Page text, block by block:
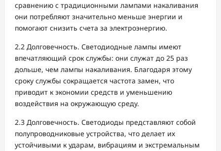
сравнению с традиционными лампами накаливания
они потребляют значительно меньше энергии и
помогают снизить счета за электроэнергию.
2.2 Долговечность. Светодиодные лампы имеют
впечатляющий срок службы: они служат до 25 раз
дольше, чем лампы накаливания. Благодаря этому
сроку службы сокращается частота замен, что
приводит к экономии средств и уменьшению
воздействия на окружающую среду.
2.3 Долговечность. Светодиоды представляют собой
полупроводниковые устройства, что делает их
устойчивыми к ударам, вибрациям и экстремальным